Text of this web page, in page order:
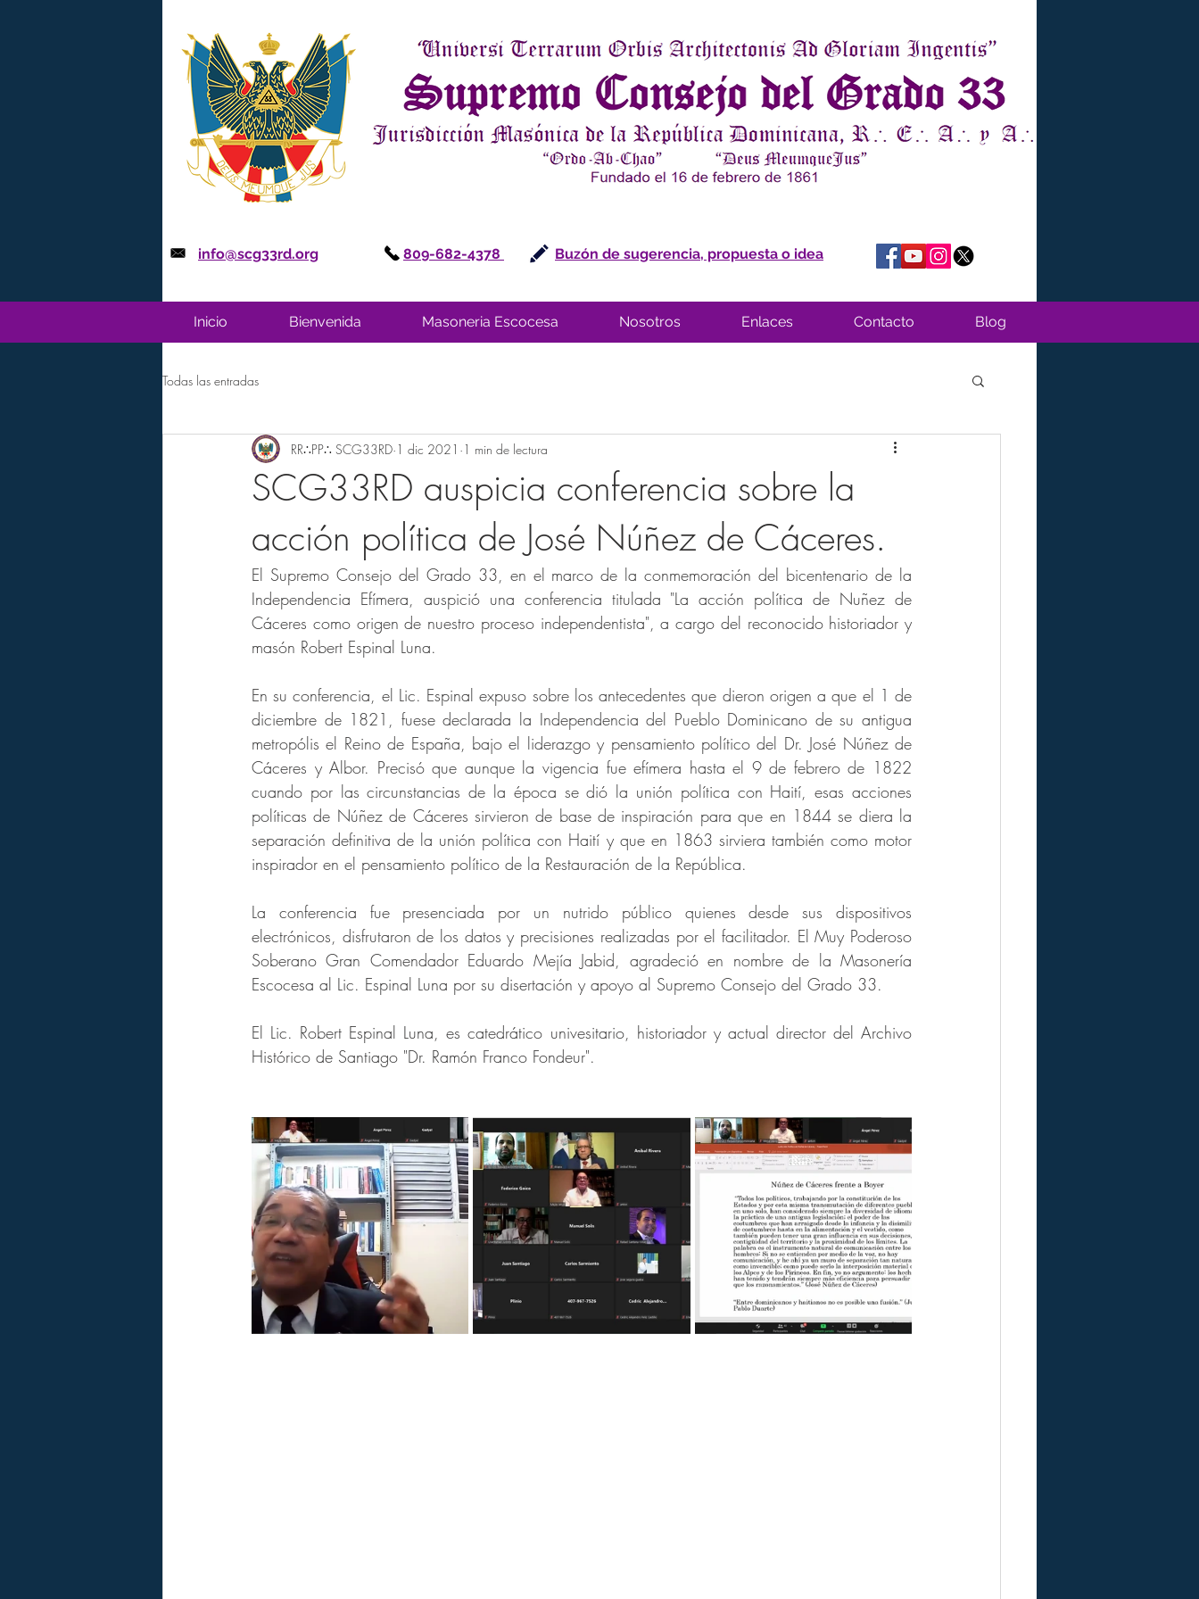
info@scg33rd.org 809-682-4378 Buzón de sugerencia, propuesta o idea
Inicio Bienvenida Masoneria Escocesa Nosotros Enlaces Contacto Blog
Todas las entradas
SCG33RD auspicia conferencia sobre la
acción política de José Núñez de Cáceres.
RR∴PP∴ SCG33RD 1 dic 2021 1 min de lectura
El Supremo Consejo del Grado 33, en el marco de la conmemoración del bicentenario de la
Independencia Efímera, auspició una conferencia titulada "La acción política de Nuñez de
Cáceres como origen de nuestro proceso independentista", a cargo del reconocido historiador y
masón Robert Espinal Luna.
En su conferencia, el Lic. Espinal expuso sobre los antecedentes que dieron origen a que el 1 de
diciembre de 1821, fuese declarada la Independencia del Pueblo Dominicano de su antigua
metropólis el Reino de España, bajo el liderazgo y pensamiento político del Dr. José Núñez de
Cáceres y Albor. Precisó que aunque la vigencia fue efímera hasta el 9 de febrero de 1822
cuando por las circunstancias de la época se dió la unión política con Haití, esas acciones
políticas de Núñez de Cáceres sirvieron de base de inspiración para que en 1844 se diera la
separación definitiva de la unión política con Haití y que en 1863 sirviera también como motor
inspirador en el pensamiento político de la Restauración de la República.
La conferencia fue presenciada por un nutrido público quienes desde sus dispositivos
electrónicos, disfrutaron de los datos y precisiones realizadas por el facilitador. El Muy Poderoso
Soberano Gran Comendador Eduardo Mejía Jabid, agradeció en nombre de la Masonería
Escocesa al Lic. Espinal Luna por su disertación y apoyo al Supremo Consejo del Grado 33.
El Lic. Robert Espinal Luna, es catedrático univesitario, historiador y actual director del Archivo
Histórico de Santiago "Dr. Ramón Franco Fondeur".